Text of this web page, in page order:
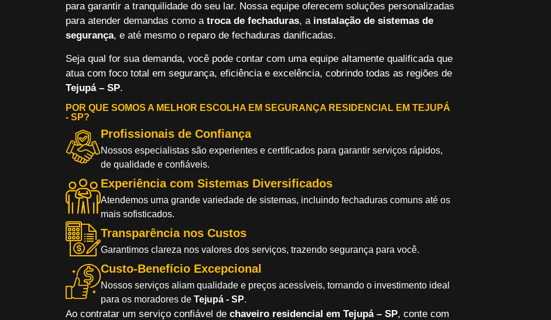
para garantir a tranquilidade do seu lar. Nossa equipe oferecem soluções personalizadas
para atender demandas como a troca de fechaduras, a instalação de sistemas de
segurança, e até mesmo o reparo de fechaduras danificadas.
Seja qual for sua demanda, você pode contar com uma equipe altamente qualificada que
atua com foco total em segurança, eficiência e excelência, cobrindo todas as regiões de
Tejupá – SP.
POR QUE SOMOS A MELHOR ESCOLHA EM SEGURANÇA RESIDENCIAL EM TEJUPÁ
- SP?
Profissionais de Confiança
Nossos especialistas são experientes e certificados para garantir serviços rápidos,
de qualidade e confiáveis.
Experiência com Sistemas Diversificados
Atendemos uma grande variedade de sistemas, incluindo fechaduras comuns até os
mais sofisticados.
Transparência nos Custos
Garantimos clareza nos valores dos serviços, trazendo segurança para você.
Custo-Benefício Excepcional
Nossos serviços aliam qualidade e preços acessíveis, tornando o investimento ideal
para os moradores de Tejupá - SP.
Ao contratar um serviço confiável de chaveiro residencial em Tejupá – SP, conte com